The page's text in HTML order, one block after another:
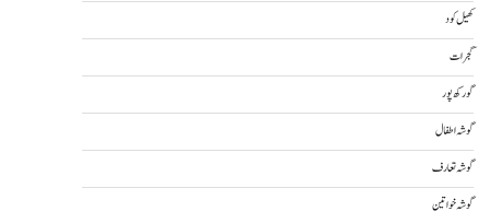
کھیل کود
گجرات
گورکھ پور
گوشہ اطفال
گوشہ تعارف
گوشہ خواتین